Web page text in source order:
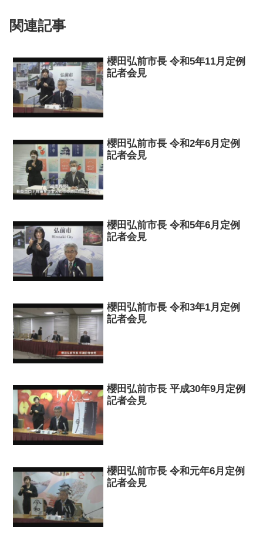
関連記事
櫻田弘前市長 令和5年11月定例
記者会見
櫻田弘前市長 令和2年6月定例
記者会見
櫻田弘前市長 令和5年6月定例
記者会見
櫻田弘前市長 令和3年1月定例
記者会見
櫻田弘前市長 平成30年9月定例
記者会見
櫻田弘前市長 令和元年6月定例
記者会見